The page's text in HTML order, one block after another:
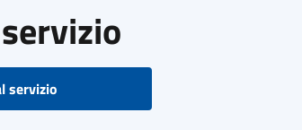
servizio